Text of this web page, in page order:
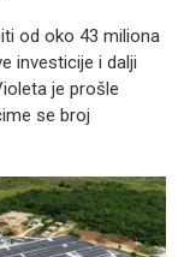
od oko 43 miliona
investicije i dalji
je prošle
se broj